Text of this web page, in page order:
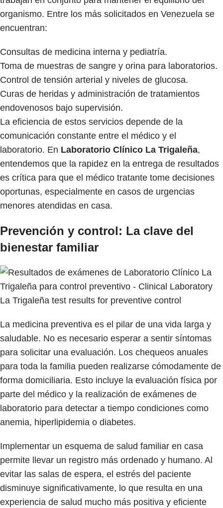
organismo. Entre los más solicitados en Venezuela se
encuentran:
Consultas de medicina interna y pediatría.
Toma de muestras de sangre y orina para laboratorios.
Control de tensión arterial y niveles de glucosa.
Curas de heridas y administración de tratamientos
endovenosos bajo supervisión.
La eficiencia de estos servicios depende de la
comunicación constante entre el médico y el
laboratorio. En Laboratorio Clínico La Trigaleña,
entendemos que la rapidez en la entrega de resultados
es crítica para que el médico tratante tome decisiones
oportunas, especialmente en casos de urgencias
menores atendidas en casa.
Prevención y control: La clave del
bienestar familiar
La medicina preventiva es el pilar de una vida larga y
saludable. No es necesario esperar a sentir síntomas
para solicitar una evaluación. Los chequeos anuales
para toda la familia pueden realizarse cómodamente de
forma domiciliaria. Esto incluye la evaluación física por
parte del médico y la realización de exámenes de
laboratorio para detectar a tiempo condiciones como
anemia, hiperlipidemia o diabetes.
Implementar un esquema de salud familiar en casa
permite llevar un registro más ordenado y humano. Al
evitar las salas de espera, el estrés del paciente
disminuye significativamente, lo que resulta en una
experiencia de salud mucho más positiva y eficiente